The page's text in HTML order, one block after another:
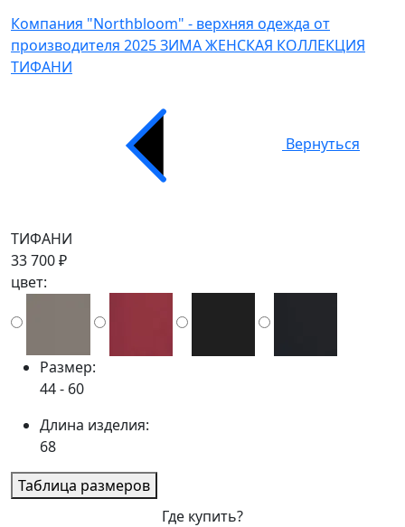
Компания "Northbloom" - верхняя одежда от
производителя 2025 ЗИМА ЖЕНСКАЯ КОЛЛЕКЦИЯ
ТИФАНИ
Вернуться
ТИФАНИ
33 700 ₽
цвет:
Размер:
44 - 60
Длина изделия:
68
Таблица размеров
Где купить?